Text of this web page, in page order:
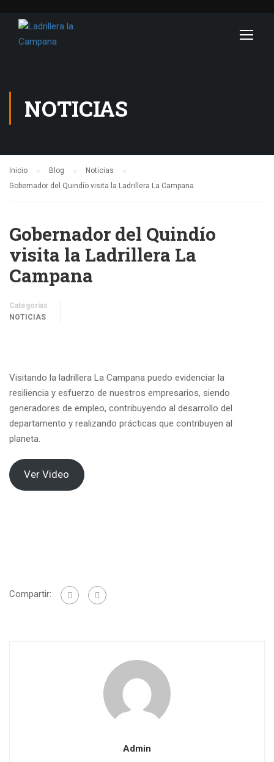
NOTICIAS
Inicio Blog
Noticias
Gobernador del Quindío visita la Ladrillera La Campana
Gobernador del Quindío
visita la Ladrillera La
Campana
Categorías
NOTICIAS
Visitando la ladrillera La Campana puedo evidenciar la
resiliencia y esfuerzo de nuestros empresarios, siendo
generadores de empleo, contribuyendo al desarrollo del
departamento y realizando prácticas que contribuyen al
planeta.
Ver Video
Compartir:
Admin